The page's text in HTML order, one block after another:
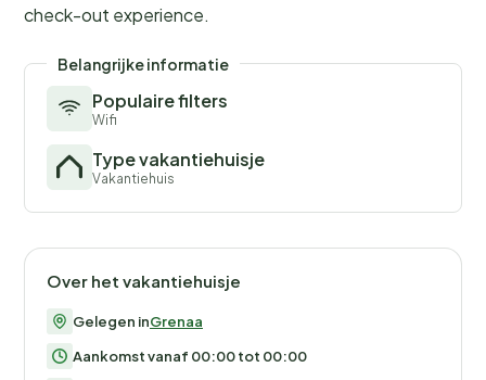
check-out experience.
Belangrijke informatie
Populaire filters
Wifi
Type vakantiehuisje
Vakantiehuis
Over het vakantiehuisje
Gelegen inGrenaa
Aankomst vanaf 00:00 tot 00:00